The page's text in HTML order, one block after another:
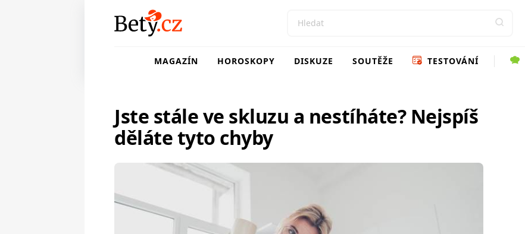
MAGAZÍN HOROSKOPY DISKUZE SOUTĚŽE TESTOVÁNÍ
Jste stále ve skluzu a nestíháte? Nejspíš
děláte tyto chyby